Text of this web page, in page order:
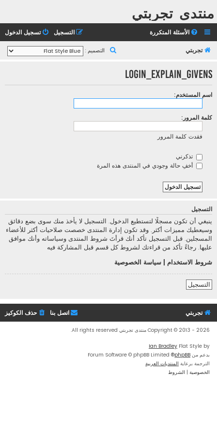
منتدى تجربتي
الأسئلة المتكررة تسجيل الدخول التسجيل
تجربتي التصميم :
LOGIN_EXPLAIN_GIVENS
اسم المستخدم:
كلمة المرور:
فقدت كلمة المرور
تذكرني
أخفِ حالة وجودي في المنتدى هذه المرة
التسجيل
ينبغي أن تكون مسجلًا لتستطيع الدخول. التسجيل لا يأخذ منك سوى بضع دقائق
وسيعطيك مميزات أكثر. وقد تكون إدارة المنتدى خصصت صلاحيات أكثر للأعضاء
المسجلين. قبل التسجيل تأكد أنك قرأتَ شروط المنتدى وسياساته وأنك موافق
عليها. رجاءً تأكد من قراءتك لشروط كل قسم قبل المشاركة فيه
شروط الاستخدام
سياسة الخصوصية
التسجيل
تجربتي حذف الكوكيز اتصل بنا
Copyright © 2013 - 2026 منتدى تجربتي All rights reserved.
Flat Style by
Ian Bradley
بدعم من phpBB
® Forum Software © phpBB Limited
الترجمة برعاية المنتديات العربية
الخصوصية | الشروط